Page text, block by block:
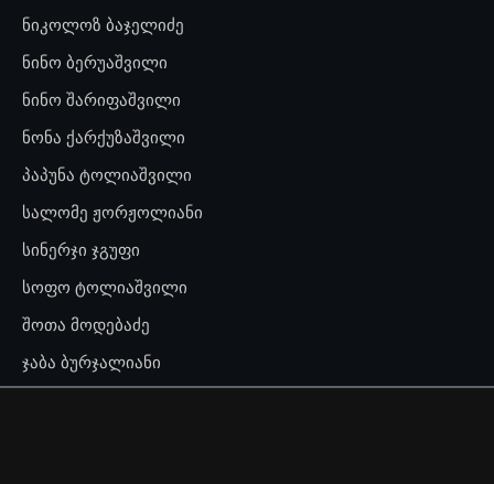
ნიკოლოზ ბაჯელიძე
ნინო ბერუაშვილი
ნინო შარიფაშვილი
ნონა ქარქუზაშვილი
პაპუნა ტოლიაშვილი
სალომე ჟორჟოლიანი
სინერჯი ჯგუფი
სოფო ტოლიაშვილი
შოთა მოდებაძე
ჯაბა ბურჯალიანი